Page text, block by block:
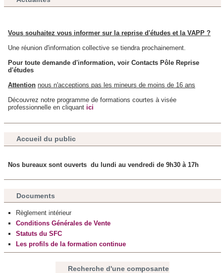
ont collectées lors de votre utilisation de leurs services.
Vous souhaitez vous informer sur la reprise d'études et la VAPP ?
Une réunion d'information collective se tiendra prochainement.
Pour toute demande d'information, voir Contacts Pôle Reprise
d'études
Attention nous n'acceptions pas les mineurs de moins de 16 ans
Découvrez notre programme de formations courtes à visée
professionnelle en cliquant ici
Accueil du public
Nos bureaux sont ouverts du lundi au vendredi de 9h30 à 17h
Documents
Règlement intérieur
Conditions Générales de Vente
Statuts du SFC
Les profils de la formation continue
Recherche d'une composante